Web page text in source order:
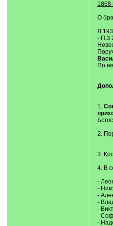
1868
О
- П.3
По
1.
2.
3.
4. В
-
-
-
-
-
-
-